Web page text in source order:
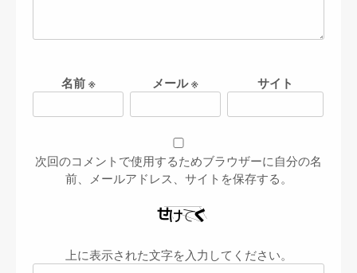
名前※ メール※ サイト
次回のコメントで使用するためブラウザーに自分の名
前、メールアドレス、サイトを保存する。
上に表示された文字を入力してください。